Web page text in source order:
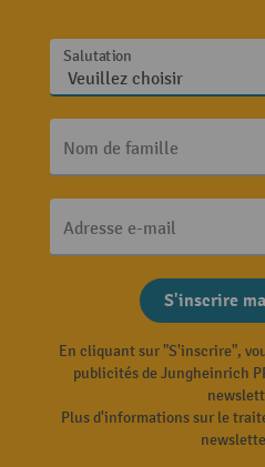
Salutation
Nom de famille
Adresse e-mail
S'inscrire
En cliquant sur "S'inscrire",
publicités de Jungheinrich
Plus d'informations sur le